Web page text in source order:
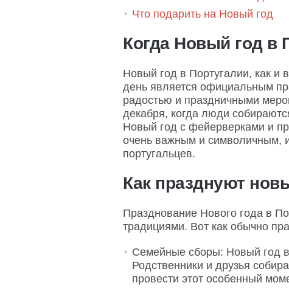
Что подарить на Новый год
Когда Новый год в
Новый год в Португалии, как и
день является официальным
радостью и праздничными
декабря, когда люди
Новый год с фейерверками и
очень важным и символичным,
португальцев.
Как празднуют
Празднование Нового года в
традициями. Вот как обычно
Семейные сборы: Новый год
Родственники и друзья
провести этот особенный